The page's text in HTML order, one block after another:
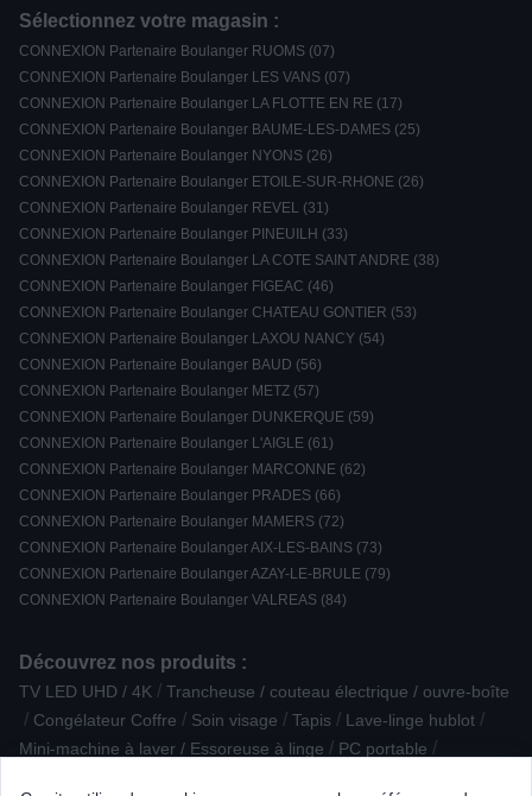
Sélectionnez votre magasin :
CONNEXION Partenaire Boulanger RUOMS (07)
CONNEXION Partenaire Boulanger LES VANS (07)
CONNEXION Partenaire Boulanger LA FLOTTE EN RE (17)
CONNEXION Partenaire Boulanger BAUME-LES-DAMES (25)
CONNEXION Partenaire Boulanger NYONS (26)
CONNEXION Partenaire Boulanger ETOILE-SUR-RHONE (26)
CONNEXION Partenaire Boulanger REVEL (31)
CONNEXION Partenaire Boulanger PINEUILH (33)
CONNEXION Partenaire Boulanger LA COTE SAINT ANDRE (38)
CONNEXION Partenaire Boulanger FIGEAC (46)
CONNEXION Partenaire Boulanger CHATEAU GONTIER (53)
CONNEXION Partenaire Boulanger LAXOU NANCY (54)
CONNEXION Partenaire Boulanger BAUD (56)
CONNEXION Partenaire Boulanger METZ (57)
CONNEXION Partenaire Boulanger DUNKERQUE (59)
CONNEXION Partenaire Boulanger L'AIGLE (61)
CONNEXION Partenaire Boulanger MARCONNE (62)
CONNEXION Partenaire Boulanger PRADES (66)
CONNEXION Partenaire Boulanger MAMERS (72)
CONNEXION Partenaire Boulanger AIX-LES-BAINS (73)
CONNEXION Partenaire Boulanger AZAY-LE-BRULE (79)
CONNEXION Partenaire Boulanger VALREAS (84)
Découvrez nos produits :
TV LED UHD / 4K / Trancheuse / couteau électrique / ouvre-boîte
/ Congélateur Coffre / Soin visage / Tapis / Lave-linge hublot /
Mini-machine à laver / Essoreuse à linge / PC portable /